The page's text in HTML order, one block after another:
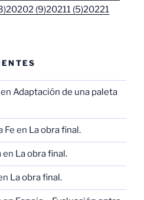
20202 (9)20211 (5)20221
en Adaptación de una paleta
Fe en La obra final.
en La obra final.
La obra final.